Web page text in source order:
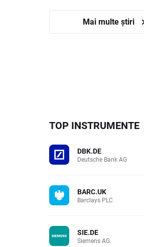
Mai multe știri
TOP INSTRUMENTE
DBK.DE
Deutsche Bank AG
BARC.UK
Barclays PLC
SIE.DE
Siemens AG